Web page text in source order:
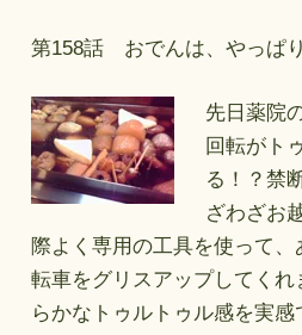
第158話 おでんは、やっぱ
先日薬院
回転がト
る！？禁
ざわざお
際よく専用の工具を使って
転車をグリスアップしてくれ
らかなトゥルトゥル感を実